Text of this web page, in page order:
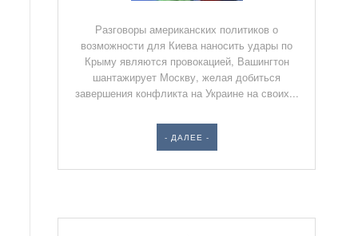
Разговоры американских политиков о
возможности для Киева наносить удары по
Крыму являются провокацией, Вашингтон
шантажирует Москву, желая добиться
завершения конфликта на Украине на своих...
- ДАЛЕЕ -